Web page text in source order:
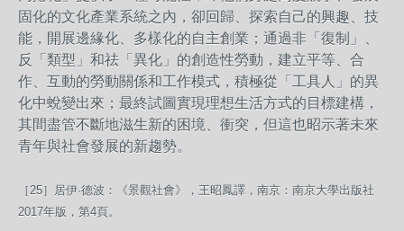
固化的文化產業系統之內，卻回歸、探索自己的興趣、技
能，開展邊緣化、多樣化的自主創業；通過非「復制」、
反「類型」和祛「異化」的創造性勞動，建立平等、合
作、互動的勞動關係和工作模式，積極從「工具人」的異
化中蛻變出來；最終試圖實現理想生活方式的目標建構，
其間盡管不斷地滋生新的困境、衝突，但這也昭示著未來
青年與社會發展的新趨勢。
［25］居伊·德波：《景觀社會》，王昭鳳譯，南京：南京大學出版社
2017年版，第4頁。